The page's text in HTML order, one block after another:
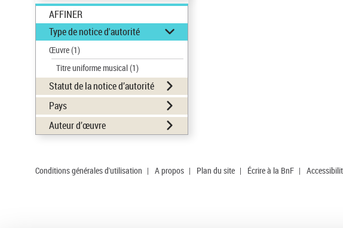
AFFINER
Type de notice d'autorité
Œuvre(1)
Titre uniforme musical(1)
Statut de la notice d’autorité
Pays
Auteur d’œuvre
Conditions générales d'utilisation | A propos | Plan du site | Écrire à la BnF |